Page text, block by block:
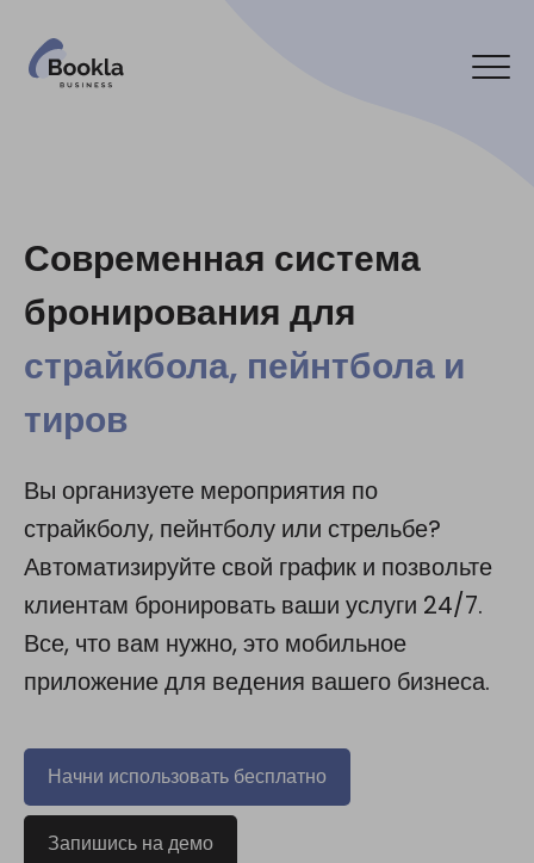
Современная система
бронирования для
страйкбола, пейнтбола и
тиров
Вы организуете мероприятия по
страйкболу, пейнтболу или стрельбе?
Автоматизируйте свой график и позвольте
клиентам бронировать ваши услуги 24/7.
Все, что вам нужно, это мобильное
приложение для ведения вашего бизнеса.
Начни использовать бесплатно
Запишись на демо
Связаться с нами
Социальные сети: